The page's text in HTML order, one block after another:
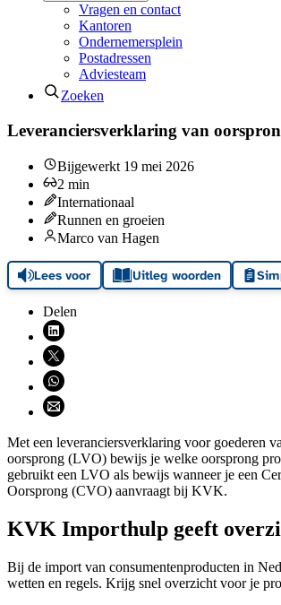
Vragen en contact
Kantoren
Ondernemersplein
Postadressen
Adviesteam
Zoeken
Leveranciersverklaring van
Bijgewerkt 19 mei 2026
2 min
Internationaal
Runnen en groeien
Marco van Hagen
Lees voor Uitleg woorden
Delen
Deel via LinkedIn (opent nieuw venster)
Deel via X (opent nieuw venster)
Deel via WhatsApp (opent WhatsApp)
Deel via email (opent email programma)
Met een leveranciersverklaring voor goederen
oorsprong (LVO) bewijs je welke oorsprong
gebruikt een LVO als bewijs wanneer je een
Oorsprong (CVO) aanvraagt bij KVK.
KVK Importhulp geeft
Bij de import van consumentenproducten in
wetten en regels. Krijg snel overzicht voor je